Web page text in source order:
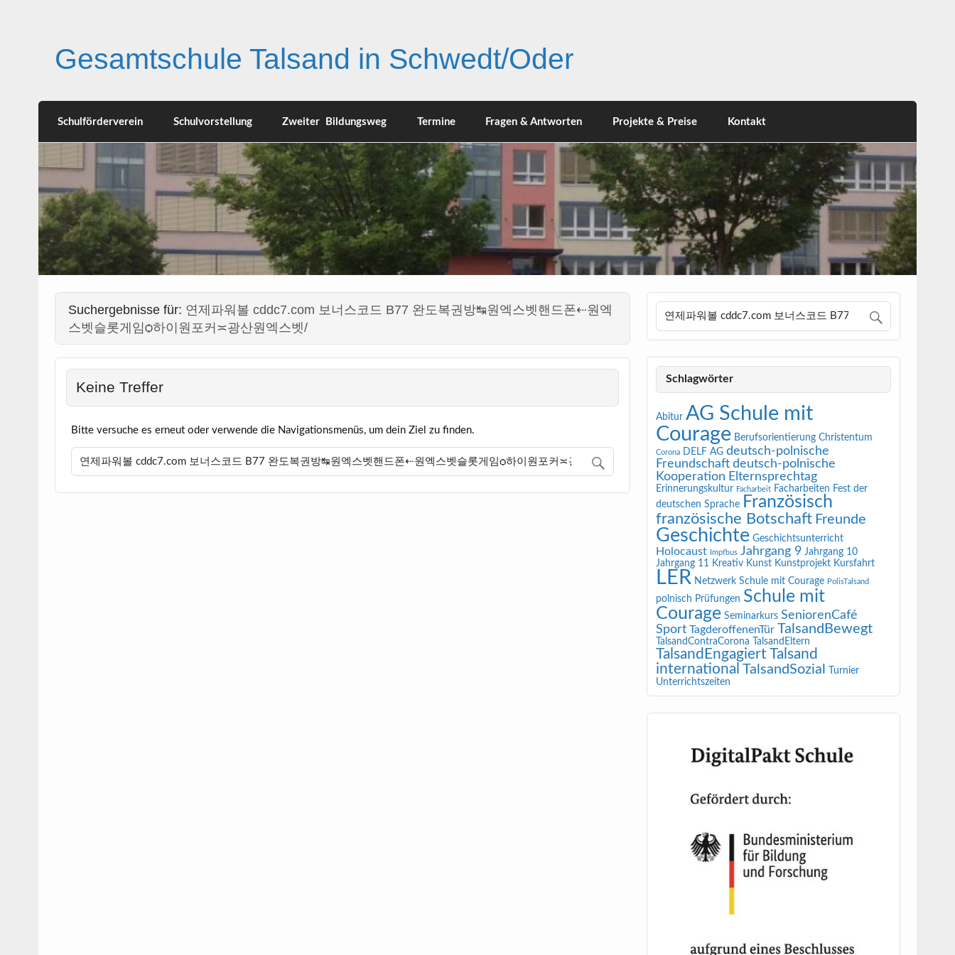
Gesamtschule Talsand in Schwedt/Oder
Schulförderverein Schulvorstellung Zweiter Bildungsweg Termine Fragen & Antworten Projekte & Preise Kontakt
Suchergebnisse für: 연제파워볼 cddc7.com 보너스코드 B77 완도복권방↹원엑스벳핸드폰⇠원엑
스벳슬롯게임ѻ하이원포커≍광산원엑스벳/
Keine Treffer
Bitte versuche es erneut oder verwende die Navigationsmenüs, um dein Ziel zu finden.
Schlagwörter
Abitur AG Schule mit
Courage Berufsorientierung Christentum
Corona DELF AG deutsch-polnische
Freundschaft deutsch-polnische
Kooperation Elternsprechtag
Erinnerungskultur Facharbeit Facharbeiten Fest der
deutschen Sprache Französisch
französische Botschaft Freunde
Geschichte Geschichtsunterricht
Holocaust Impfbus Jahrgang 9 Jahrgang 10
Jahrgang 11 Kreativ Kunst Kunstprojekt Kursfahrt
LER Netzwerk Schule mit Courage PolisTalsand
polnisch Prüfungen Schule mit
Courage Seminarkurs SeniorenCafé
Sport TagderoffenenTür TalsandBewegt
TalsandContraCorona TalsandEltern
TalsandEngagiert Talsand
international TalsandSozial
Turnier
Unterrichtszeiten